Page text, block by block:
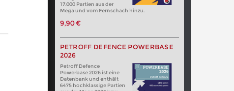
17.000 Partien aus der
Mega und vom Fernschach hinzu.
9,90 €
PETROFF DEFENCE POWERBASE
2026
Petroff Defence
Powerbase 2026 ist eine
Datenbank und enthält
6475 hochklassige Partien